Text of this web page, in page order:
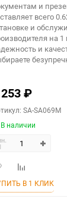
и
всего
и
на
и
₽
SA-SA069M
В наличии
Добавить
сравнению
В 1 КЛИК